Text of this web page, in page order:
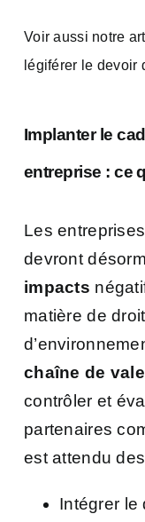
Voir aussi notre
légiférer le devoir
Implanter le
entreprise : ce
Les
devront
impacts
matière de
chaîne de
contrôler et
partenaires
est attendu
Intégrer le